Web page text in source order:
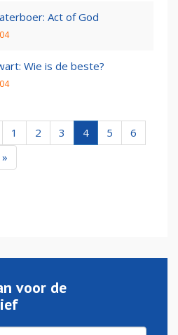
Act of God
Wie is de beste?
1 2 3 4 5
6
voor de